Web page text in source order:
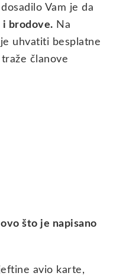
Vam je da
brodove. Na
uhvatiti besplatne
članove
što je napisano
avio karte,